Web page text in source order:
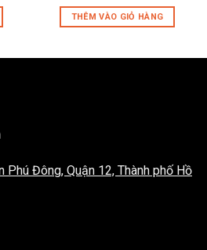
THÊM VÀO GIỎ HÀNG
Đông, Quận 12, Thành phố Hồ